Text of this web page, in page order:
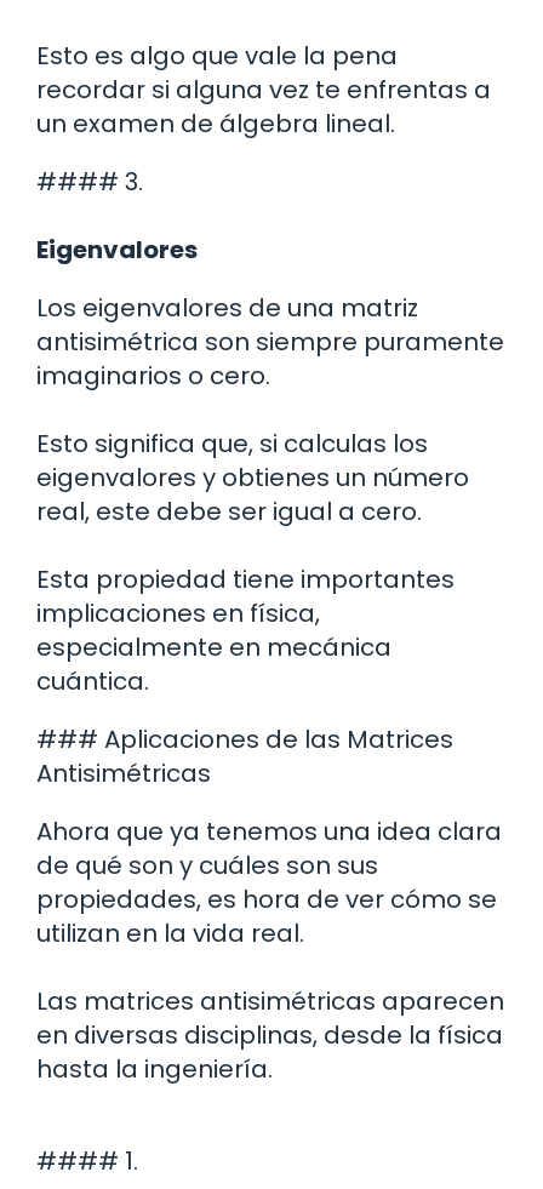
Esto es algo que vale la pena
recordar si alguna vez te enfrentas a
un examen de álgebra lineal.
#### 3.
Eigenvalores
Los eigenvalores de una matriz
antisimétrica son siempre puramente
imaginarios o cero.
Esto significa que, si calculas los
eigenvalores y obtienes un número
real, este debe ser igual a cero.
Esta propiedad tiene importantes
implicaciones en física,
especialmente en mecánica
cuántica.
### Aplicaciones de las Matrices
Antisimétricas
Ahora que ya tenemos una idea clara
de qué son y cuáles son sus
propiedades, es hora de ver cómo se
utilizan en la vida real.
Las matrices antisimétricas aparecen
en diversas disciplinas, desde la física
hasta la ingeniería.
#### 1.